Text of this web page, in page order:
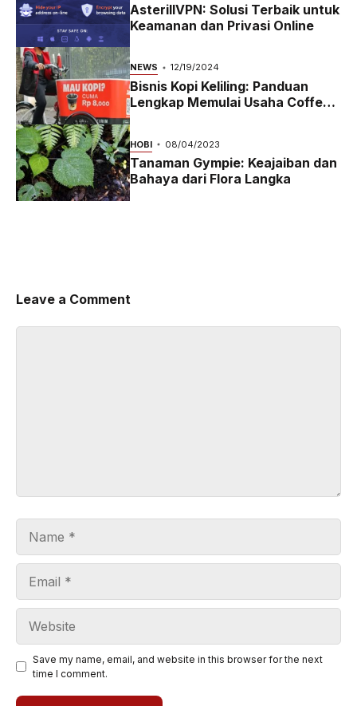
AsterillVPN: Solusi Terbaik untuk
Keamanan dan Privasi Online
NEWS 12/19/2024
Bisnis Kopi Keliling: Panduan
Lengkap Memulai Usaha Coffee
Bike yang Menguntungkan di
2024
HOBI 08/04/2023
Tanaman Gympie: Keajaiban dan
Bahaya dari Flora Langka
Leave a Comment
Save my name, email, and website in this browser for the next
time I comment.